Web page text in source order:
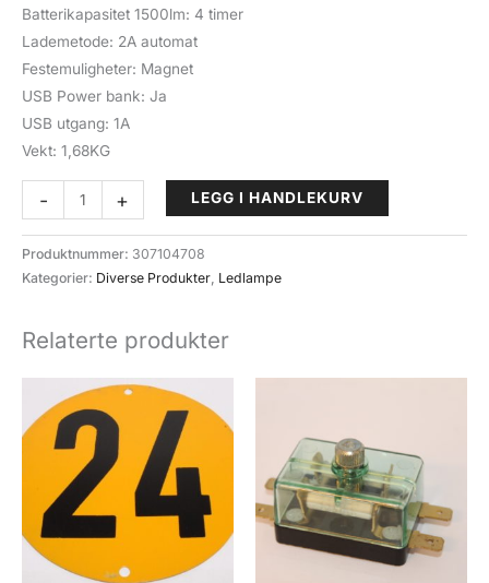
Batterikapasitet 1500lm: 4 timer
Lademetode: 2A automat
Festemuligheter: Magnet
USB Power bank: Ja
USB utgang: 1A
Vekt: 1,68KG
-
Lampe
Light'n
Carry
2551
4000
Lumen
antall
+ LEGG I HANDLEKURV
Produktnummer: 307104708
Kategorier: Diverse Produkter Ledlampe
Relaterte produkter